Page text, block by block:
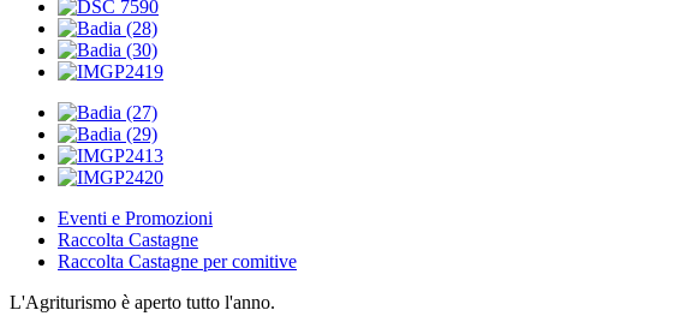
Eventi e Promozioni
Raccolta Castagne
Raccolta Castagne per comitive
L'Agriturismo è aperto tutto l'anno.